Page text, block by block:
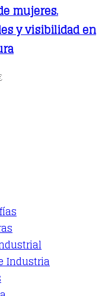
mujeres.
y visibilidad en
Industria